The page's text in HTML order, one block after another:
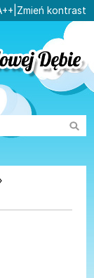
do wyszukiwarki
domyślną
większą
największą
Zmień kontrast
»